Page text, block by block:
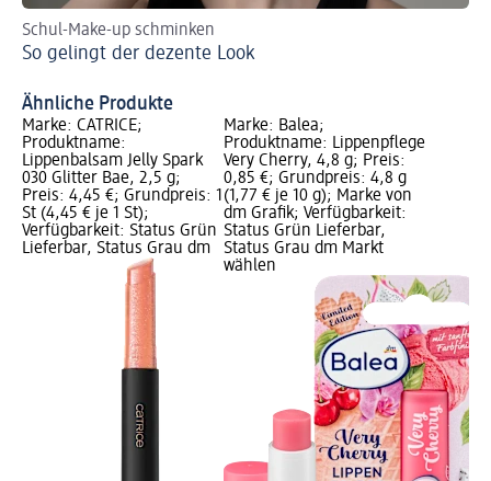
Schul-Make-up schminken
So gelingt der dezente Look
Ähnliche Produkte
Marke: CATRICE;
Produktname:
Lippenbalsam Jelly Spark
030 Glitter Bae, 2,5 g;
Preis: 4,45 €; Grundpreis: 1
St (4,45 € je 1 St);
Verfügbarkeit: Status Grün
Lieferbar, Status Grau dm
Marke: Balea;
Produktname: Lippenpflege
Very Cherry, 4,8 g; Preis:
0,85 €; Grundpreis: 4,8 g
(1,77 € je 10 g); Marke von
dm Grafik; Verfügbarkeit:
Status Grün Lieferbar,
Status Grau dm Markt
wählen